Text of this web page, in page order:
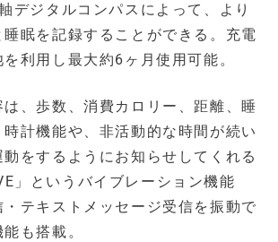
デジタルコンパスによって、より
眠を記録することができる。充電
利用し最大約6ヶ月使用可能。
、歩数、消費カロリー、距離、睡
計機能や、非活動的な時間が続い
をするようにお知らせしてくれる
」というバイブレーション機能
テキストメッセージ受信を振動で
も搭載。